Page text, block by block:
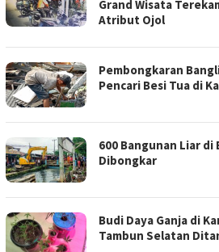
Grand Wisata
Atribut Ojol
Pembongkaran
Pencari Besi Tua di
600 Bangunan Liar di
Dibongkar
Budi Daya Ganja di
Tambun Selatan